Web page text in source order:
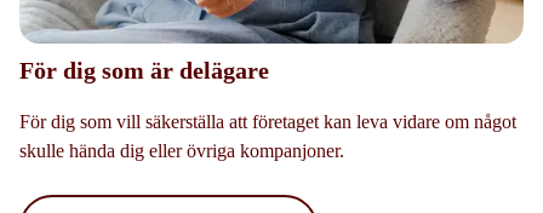
För dig som är delägare
För dig som vill säkerställa att företaget kan leva vidare om något
skulle hända dig eller övriga kompanjoner.